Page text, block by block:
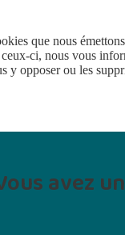
que nous
ci, nous vous
y opposer ou les
avez